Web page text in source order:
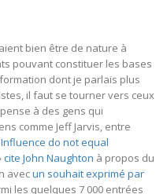
bien être de nature à
pouvant constituer les bases
dont je parlais plus
il faut se tourner vers ceux
à des gens qui
comme Jeff Jarvis, entre
do not equal
cite John Naughton à propos du
avecun souhait exprimé par
les quelques 7 000 entrées